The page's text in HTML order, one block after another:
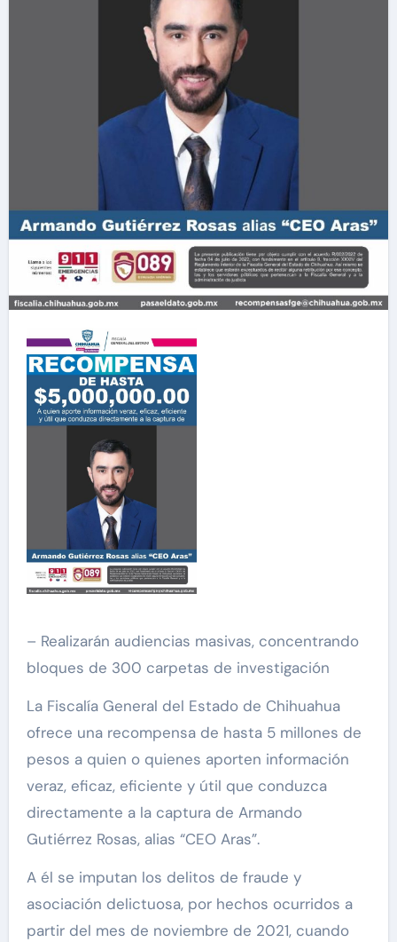
– Realizarán audiencias masivas, concentrando
bloques de 300 carpetas de investigación
La Fiscalía General del Estado de Chihuahua
ofrece una recompensa de hasta 5 millones de
pesos a quien o quienes aporten información
veraz, eficaz, eficiente y útil que conduzca
directamente a la captura de Armando
Gutiérrez Rosas, alias “CEO Aras”.
A él se imputan los delitos de fraude y
asociación delictuosa, por hechos ocurridos a
partir del mes de noviembre de 2021, cuando